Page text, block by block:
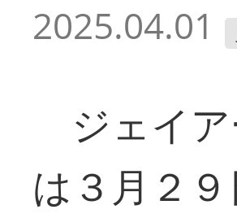
2025.04.01
ジェイア
は３月２